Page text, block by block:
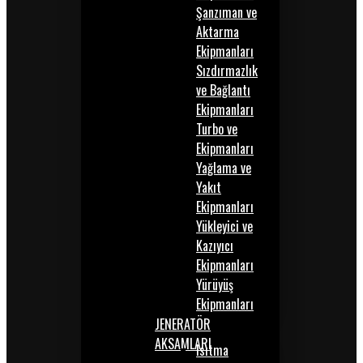
Şanzıman ve
Aktarma
Ekipmanları
Sızdırmazlık
ve Bağlantı
Ekipmanları
Turbo ve
Ekipmanları
Yağlama ve
Yakıt
Ekipmanları
Yükleyici ve
Kazıyıcı
Ekipmanları
Yürüyüş
Ekipmanları
JENERATÖR
AKSAMLARIIsıtma